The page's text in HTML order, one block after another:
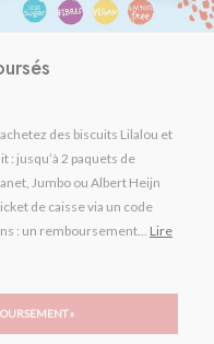
des biscuits Lilalou et
: jusqu’à 2 paquets de
Jumbo ou Albert Heijn
de caisse via un code
: un remboursement... Lire
»